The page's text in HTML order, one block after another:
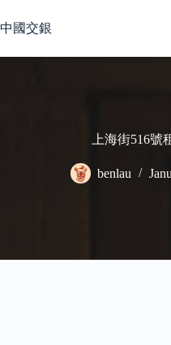
to
content
中國交銀
上海街516號
benlau